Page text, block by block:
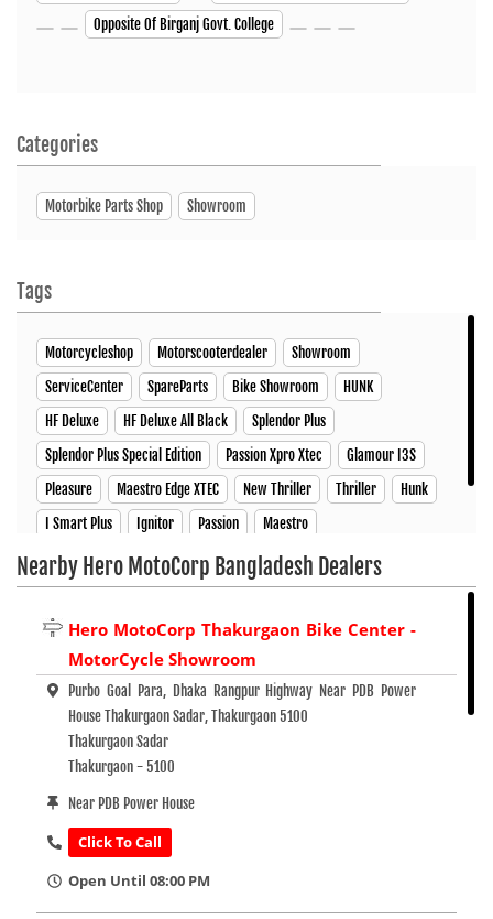
Opposite Of Birganj Govt. College
Categories
Motorbike Parts Shop Showroom
Tags
Motorcycleshop Motorscooterdealer
Showroom
ServiceCenter
SpareParts Bike Showroom
HUNK
HF Deluxe
HF Deluxe All Black
Splendor Plus
Splendor Plus Special Edition
Passion Xpro Xtec
Glamour I3S
Pleasure
Maestro Edge XTEC New Thriller Thriller
Hunk
I Smart Plus
Ignitor Passion Maestro
Nearby Hero MotoCorp Bangladesh Dealers
Hero MotoCorp Thakurgaon Bike Center -
MotorCycle Showroom
Purbo Goal Para, Dhaka Rangpur Highway Near PDB Power
House Thakurgaon Sadar, Thakurgaon 5100
Thakurgaon Sadar
Thakurgaon - 5100
Near PDB Power House
Click To Call
Open Until 08:00 PM